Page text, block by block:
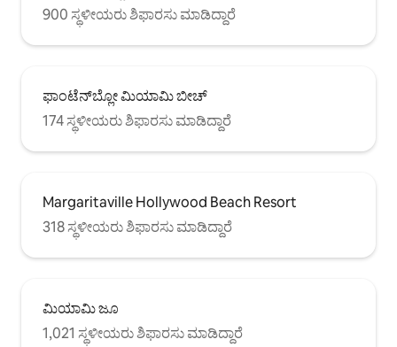
900 ಸ್ಥಳೀಯರು ಶಿಫಾರಸು ಮಾಡಿದ್ದಾರೆ
ಫಾಂಟೆನ್‌ಬ್ಲೋ ಮಿಯಾಮಿ ಬೀಚ್
174 ಸ್ಥಳೀಯರು ಶಿಫಾರಸು ಮಾಡಿದ್ದಾರೆ
Margaritaville Hollywood Beach Resort
318 ಸ್ಥಳೀಯರು ಶಿಫಾರಸು ಮಾಡಿದ್ದಾರೆ
ಮಿಯಾಮಿ ಜೂ
1,021 ಸ್ಥಳೀಯರು ಶಿಫಾರಸು ಮಾಡಿದ್ದಾರೆ